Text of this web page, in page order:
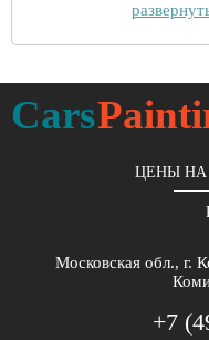
Cars
ЦЕНЫ НА
Московская обл., г.
+7